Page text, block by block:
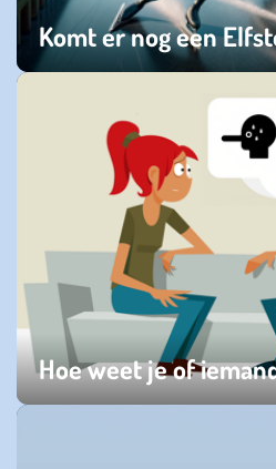
Komt er nog een
zaterdag 10 januari 2026
Hoe weet je of
maandag 15 december 2025